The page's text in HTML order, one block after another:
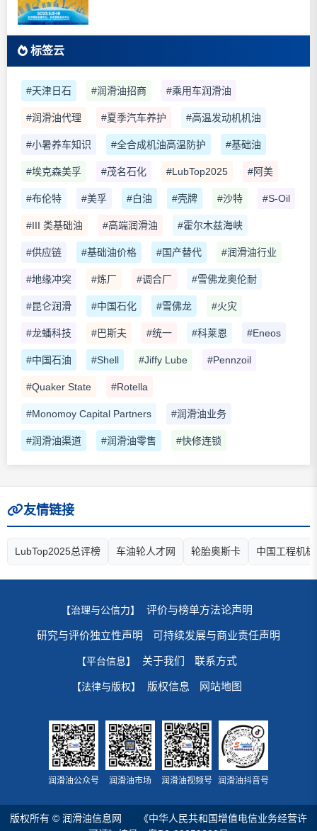
标签云
#天津日石 #润滑油招商 #乘用车润滑油
#润滑油代理 #夏季汽车养护 #高温发动机机油
#小暑养车知识 #全合成机油高温防护 #基础油
#埃克森美孚 #茂名石化 #LubTop2025 #阿美
#布伦特 #美孚 #白油 #壳牌 #沙特 #S-Oil
#III 类基础油 #高端润滑油 #霍尔木兹海峡
#供应链 #基础油价格 #国产替代 #润滑油行业
#地缘冲突 #炼厂 #调合厂 #雪佛龙奥伦耐
#昆仑润滑 #中国石化 #雪佛龙 #火灾
#龙蟠科技 #巴斯夫 #统一 #科莱恩 #Eneos
#中国石油 #Shell #Jiffy Lube #Pennzoil
#Quaker State #Rotella
#Monomoy Capital Partners #润滑油业务
#润滑油渠道 #润滑油零售 #快修连锁
友情链接
LubTop2025总评榜 车油轮人才网 轮胎奥斯卡 中国工程机
【治理与公信力】 评价与榜单方法论声明
研究与评价独立性声明 可持续发展与商业责任声明
【平台信息】 关于我们 联系方式
【法律与版权】 版权信息 网站地图
润滑油公众号 润滑油市场 润滑油视频号 润滑油抖音号
版权所有 © 润滑油信息网
《中华人民共和国增值电信业务经营许